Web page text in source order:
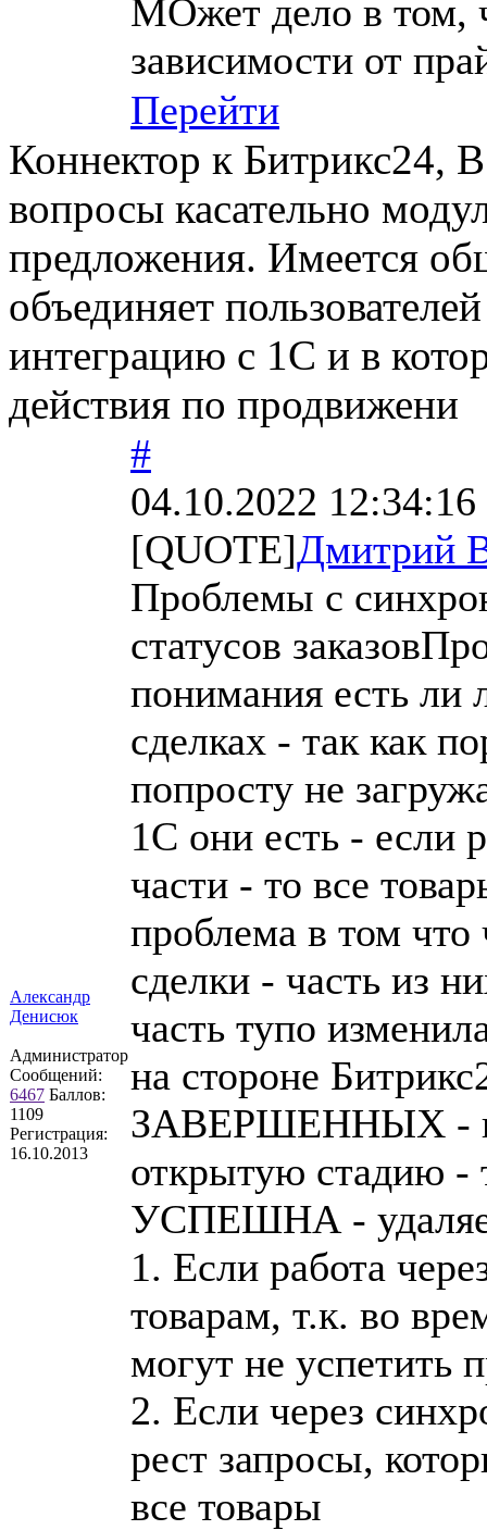
МОжет дело в том,
зависимости от
Перейти
Коннектор к Битрикс24,
вопросы касательно
предложения. Имеется
объединяет
интеграцию с 1С и в
действия по продвижени
Александр
Денисюк
Администратор
Сообщений:
6467 Баллов:
1109
Регистрация:
16.10.2013
#
04.10.2022 12:34:16
[QUOTE]Дмитрий
Проблемы с
статусов
понимания есть ли
сделках - так как
попросту не
1С они есть - если
части - то все
проблема в том
сделки - часть из
часть тупо
на стороне
ЗАВЕРШЕННЫХ -
открытую стадию -
УСПЕШНА -
1. Если работа
товарам, т.к. во
могут не успетить
2. Если через
рест запросы,
все товары